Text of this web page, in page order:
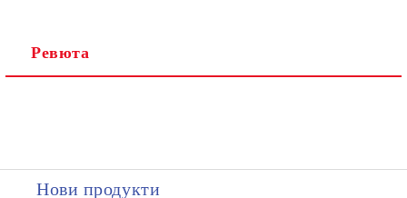
Ревюта
Нови продукти